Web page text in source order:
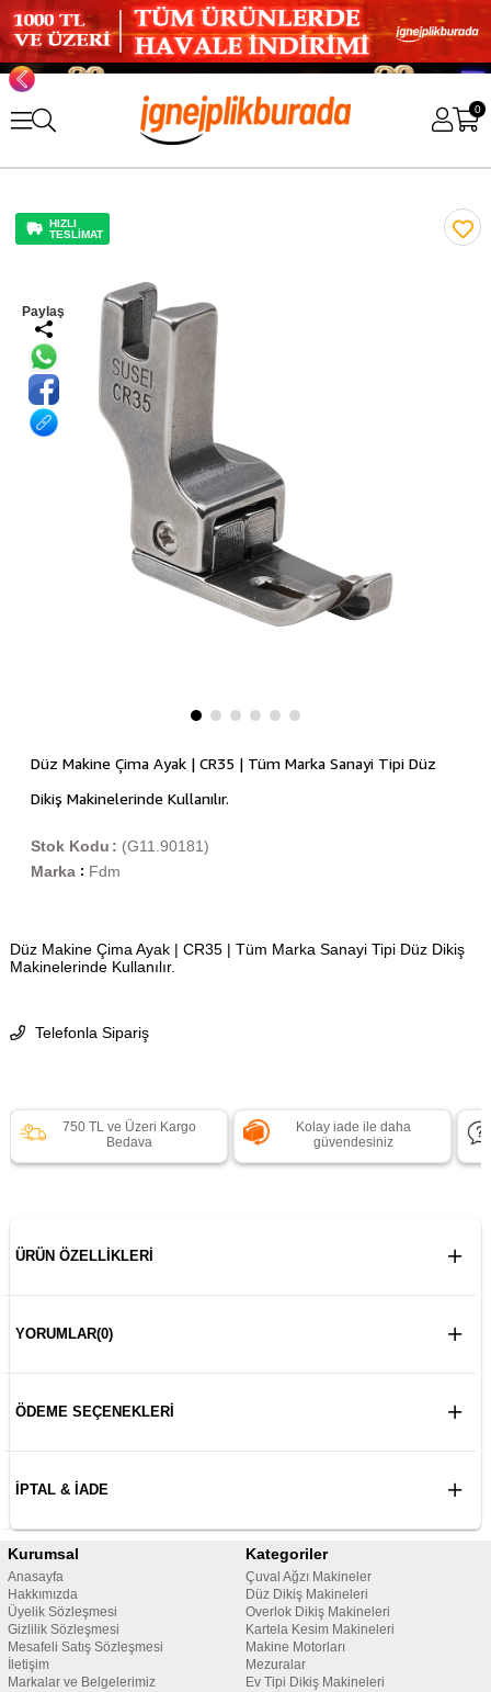
0
HIZLI
TESLİMAT
Paylaş
Düz Makine Çima Ayak | CR35 | Tüm Marka Sanayi Tipi Düz
Dikiş Makinelerinde Kullanılır.
(G11.90181)
Stok Kodu
Marka : Fdm
Düz Makine Çima Ayak | CR35 | Tüm Marka Sanayi Tipi Düz Dikiş
Makinelerinde Kullanılır.
Telefonla Sipariş
750 TL ve Üzeri Kargo
Bedava
Kolay iade ile daha
güvendesiniz
ÜRÜN ÖZELLIKLERI
YORUMLAR(0)
ÖDEME SEÇENEKLERI
İPTAL & İADE
Kurumsal
Anasayfa
Hakkımızda
Üyelik Sözleşmesi
Gizlilik Sözleşmesi
Mesafeli Satış Sözleşmesi
İletişim
Markalar ve Belgelerimiz
Kategoriler
Çuval Ağzı Makineler
Düz Dikiş Makineleri
Overlok Dikiş Makineleri
Kartela Kesim Makineleri
Makine Motorları
Mezuralar
Ev Tipi Dikiş Makineleri